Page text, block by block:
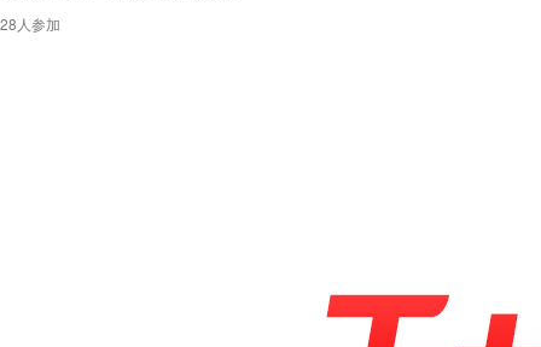
28人参加